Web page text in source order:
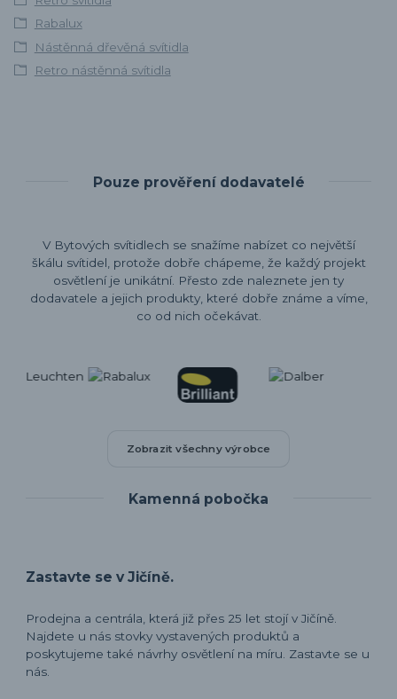
Rabalux
Nástěnná dřevěná svítidla
Retro nástěnná svítidla
Pouze prověření dodavatelé
V Bytových svítidlech se snažíme nabízet co největší
škálu svítidel, protože dobře chápeme, že každý projekt
osvětlení je unikátní. Přesto zde naleznete jen ty
dodavatele a jejich produkty, které dobře známe a víme,
co od nich očekávat.
Zobrazit všechny výrobce
Kamenná pobočka
Zastavte se v Jičíně.
Prodejna a centrála, která již přes 25 let stojí v Jičíně.
Najdete u nás stovky vystavených produktů a
poskytujeme také návrhy osvětlení na míru. Zastavte se u
nás.